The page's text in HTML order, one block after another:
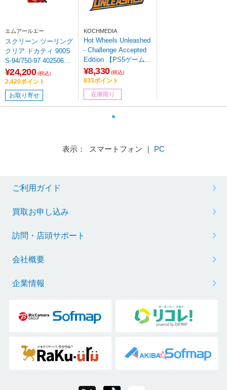
エムアールエー
スクリーン ツーリング
クリア ドカティ 900S
S-94/750-97 40250665
03865
¥24,200 (税込)
2,420ポイント
お取り寄せ
KOCHMEDIA
Hot Wheels Unleashed
- Challenge Accepted
Edition 【PS5ゲームソ
フト】
¥8,330 (税込)
833ポイント
在庫限り
表示： スマートフォン ｜ PC
ご利用ガイド
買取お申し込み
訪問・店頭サポート
会社概要
企業情報